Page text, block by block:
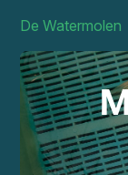
De Watermolen